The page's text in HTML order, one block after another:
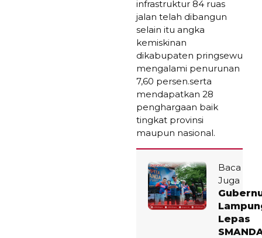
infrastruktur 84 ruas
jalan telah dibangun
selain itu angka
kemiskinan
dikabupaten pringsewu
mengalami penurunan
7,60 persen.serta
mendapatkan 28
penghargaan baik
tingkat provinsi
maupun nasional.
Baca
Juga
Lepas